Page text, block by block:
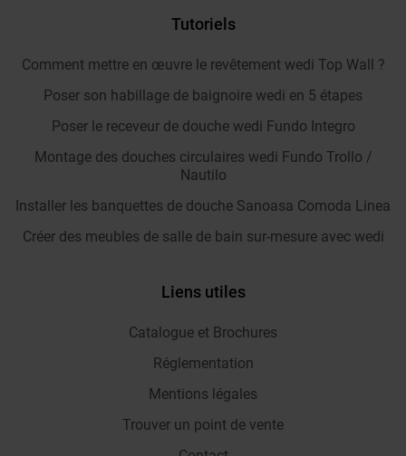
Tutoriels
Comment mettre en œuvre le revêtement wedi Top Wall ?
Poser son habillage de baignoire wedi en 5 étapes
Poser le receveur de douche wedi Fundo Integro
Montage des douches circulaires wedi Fundo Trollo /
Nautilo
Installer les banquettes de douche Sanoasa Comoda Linea
Créer des meubles de salle de bain sur-mesure avec wedi
Liens utiles
Catalogue et Brochures
Réglementation
Mentions légales
Trouver un point de vente